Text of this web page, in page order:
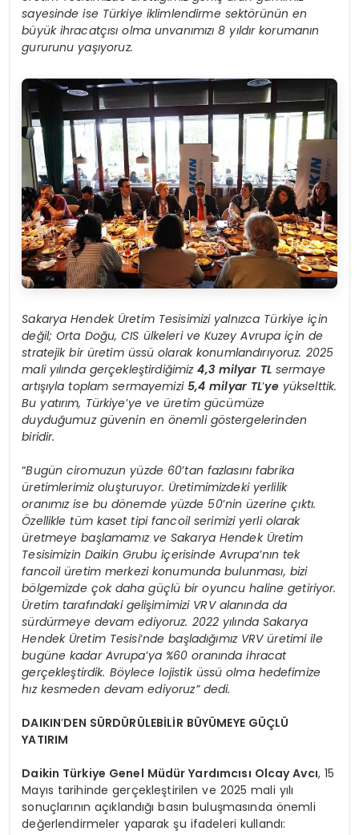
sayesinde ise Türkiye iklimlendirme sektörünün en
büyük ihracatçısı olma unvanımızı 8 yıldır korumanın
gururunu yaşıyoruz.
Sakarya Hendek Üretim Tesisimizi yalnızca Türkiye için
değil; Orta Doğu, CIS ülkeleri ve Kuzey Avrupa için de
stratejik bir üretim üssü olarak konumlandırıyoruz. 2025
mali yılında gerçekleştirdiğimiz4,3 milyar TL sermaye
artışıyla toplam sermayemizi 5,4 milyar TL’yeyükselttik.
Bu yatırım, Türkiye’ye ve üretim gücümüze
duyduğumuz güvenin en önemli göstergelerinden
biridir.
“Bugün ciromuzun yüzde 60’tan fazlasını fabrika
üretimlerimiz oluşturuyor. Üretimimizdeki yerlilik
oranımız ise bu dönemde yüzde 50’nin üzerine çıktı.
Özellikle tüm kaset tipi fancoil serimizi yerli olarak
üretmeye başlamamız ve Sakarya Hendek Üretim
Tesisimizin Daikin Grubu içerisinde Avrupa’nın tek
fancoil üretim merkezi konumunda bulunması, bizi
bölgemizde çok daha güçlü bir oyuncu haline getiriyor.
Üretim tarafındaki gelişimimizi VRV alanında da
sürdürmeye devam ediyoruz. 2022 yılında Sakarya
Hendek Üretim Tesisi’nde başladığımız VRV üretimi ile
bugüne kadar Avrupa’ya %60 oranında ihracat
gerçekleştirdik. Böylece lojistik üssü olma hedefimize
hız kesmeden devam ediyoruz” dedi.
DAIKIN’DEN SÜRDÜRÜLEBİLİR BÜYÜMEYE GÜÇLÜ
YATIRIM
Daikin Türkiye Genel Müdür Yardımcısı Olcay Avcı, 15
Mayıs tarihinde gerçekleştirilen ve 2025 mali yılı
sonuçlarının açıklandığı basın buluşmasında önemli
değerlendirmeler yaparak şu ifadeleri kullandı: